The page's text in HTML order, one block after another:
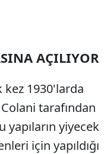
Sesi Aç
AÇILIYOR
kez 1930'larda
tarafından
yiyecek
için yapıldığı